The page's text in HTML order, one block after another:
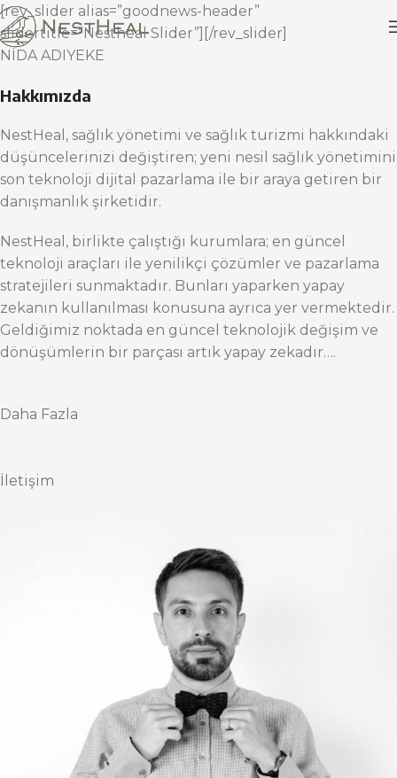
[rev_slider alias=”goodnews-header”
slidertitle=”Nestheal Slider”][/rev_slider]
NİDA ADIYEKE
Hakkımızda
NestHeal, sağlık yönetimi ve sağlık turizmi hakkındaki
düşüncelerinizi değiştiren; yeni nesil sağlık yönetimini
son teknoloji dijital pazarlama ile bir araya getiren bir
danışmanlık şirketidir.
NestHeal, birlikte çalıştığı kurumlara; en güncel
teknoloji araçları ile yenilikçi çözümler ve pazarlama
stratejileri sunmaktadır. Bunları yaparken yapay
zekanın kullanılması konusuna ayrıca yer vermektedir.
Geldiğimiz noktada en güncel teknolojik değişim ve
dönüşümlerin bir parçası artık yapay zekadır….
Daha Fazla
İletişim